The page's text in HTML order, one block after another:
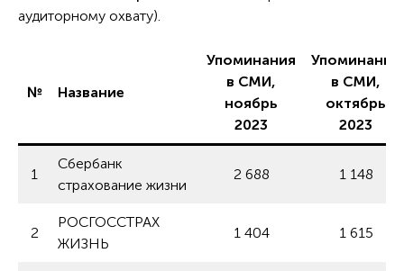
аудиторному охвату).
№ Название
Упоминания
в СМИ,
ноябрь
2023
Упоминания
в СМИ,
октябрь
2023
1
Сбербанк
страхование жизни
2 688 1 148
2
РОСГОССТРАХ
ЖИЗНЬ
1 404 1 615